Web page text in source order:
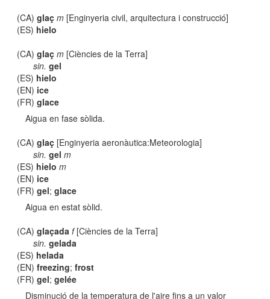
(CA)glaç m [Enginyeria civil, arquitectura i construcció]
(ES) hielo
(CA)glaç m [Ciències de la Terra]
sin. gel
(ES) hielo
(EN) ice
(FR)glace
Aigua en fase sòlida.
(CA)glaç [Enginyeria aeronàutica:Meteorologia]
sin. gel m
(ES) hielo m
(EN) ice
(FR)gel;glace
Aigua en estat sòlid.
(CA)glaçada f[Ciències de la Terra]
sin. gelada
(ES) helada
(EN)freezing;frost
(FR)gel;gelée
Disminució de la temperatura de l'aire fins a un valor